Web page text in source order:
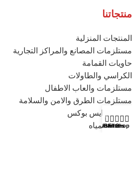
منتجاتنا
المنتجات المنزلية
مستلزمات المصانع والمراكز التجارية
حاويات القمامة
الكراسي والطاولات
مستلزمات والعاب الاطفال
مستلزمات الطرق والامن والسلامة
ترامس وايس بوكس
خزانات المياه
Shop
Filters
Wishlist
0
Cart
My account